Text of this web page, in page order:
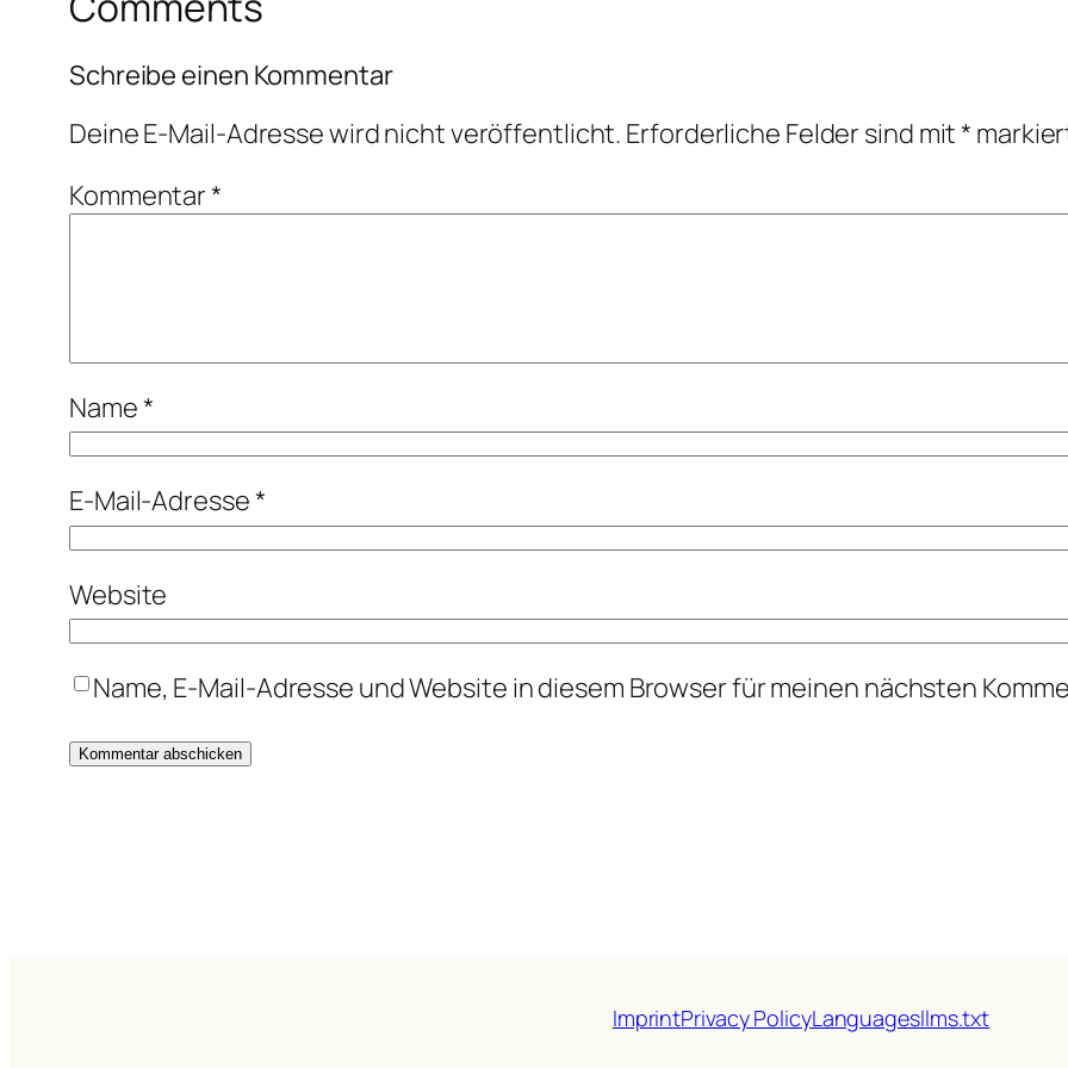
Schreibe einen Kommentar
Deine E-Mail-Adresse wird nicht veröffentlicht. Erforderliche Felder sind mit*
Kommentar*
Name*
E-Mail-Adresse*
Website
Name, E-Mail-Adresse und Website in diesem Browser für meinen nächsten
ImprintPrivacy PolicyLanguagesllms.txt